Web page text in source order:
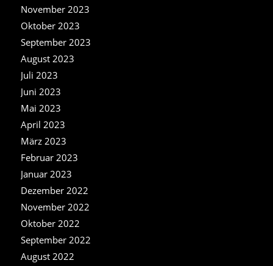
November 2023
Oktober 2023
September 2023
August 2023
Juli 2023
Juni 2023
Mai 2023
April 2023
März 2023
Februar 2023
Januar 2023
Dezember 2022
November 2022
Oktober 2022
September 2022
August 2022